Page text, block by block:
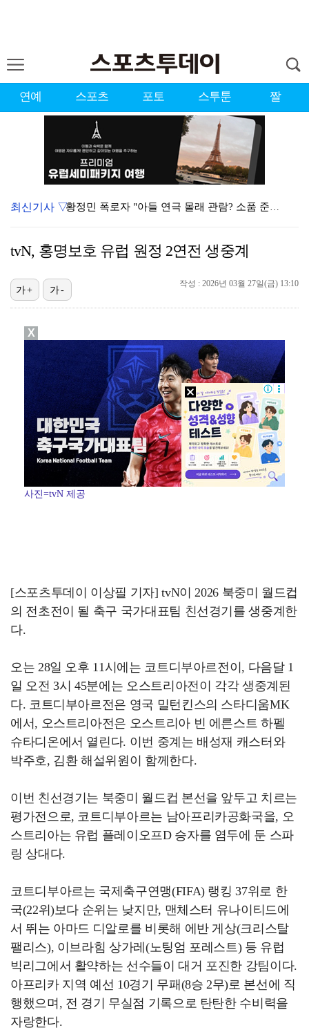
연예 스포츠 포토 스투툰 짤
황정민 폭로자 "아들 연극 몰래 관람? 소품 준비 돕고…
KBO, 기록적인 폭염으로 9일까지 리그 중단…내달 6…
박지훈, 9월 잠실실내체육관서 앙코르 콘서트 개최
"기분 맞춰주려고" 축구협회, 외국인 심판 성접대 의혹…
'나솔' 24기 옥순, 출연료 미지급 폭로 "1년 넘게…
'폭염 영향' 프로야구, 9일까지 리그 중단 결정…11…
대한축구협회, 외국인 심판 7차례 성접대 의혹…이 기간…
최신기사 ▽
tvN, 홍명보호 유럽 원정 2연전 생중계
작성 : 2026년 03월 27일(금) 13:10
가+ 가-
사진=tvN 제공
[스포츠투데이 이상필 기자] tvN이 2026 북중미 월드컵
의 전초전이 될 축구 국가대표팀 친선경기를 생중계한
다.
오는 28일 오후 11시에는 코트디부아르전이, 다음달 1
일 오전 3시 45분에는 오스트리아전이 각각 생중계된
다. 코트디부아르전은 영국 밀턴킨스의 스타디움MK
에서, 오스트리아전은 오스트리아 빈 에른스트 하펠
슈타디온에서 열린다. 이번 중계는 배성재 캐스터와
박주호, 김환 해설위원이 함께한다.
이번 친선경기는 북중미 월드컵 본선을 앞두고 치르는
평가전으로, 코트디부아르는 남아프리카공화국을, 오
스트리아는 유럽 플레이오프D 승자를 염두에 둔 스파
링 상대다.
코트디부아르는 국제축구연맹(FIFA) 랭킹 37위로 한
국(22위)보다 순위는 낮지만, 맨체스터 유나이티드에
서 뛰는 아마드 디알로를 비롯해 에반 게상(크리스탈
팰리스), 이브라힘 상가레(노팅엄 포레스트) 등 유럽
빅리그에서 활약하는 선수들이 대거 포진한 강팀이다.
아프리카 지역 예선 10경기 무패(8승 2무)로 본선에 직
행했으며, 전 경기 무실점 기록으로 탄탄한 수비력을
자랑한다.
X